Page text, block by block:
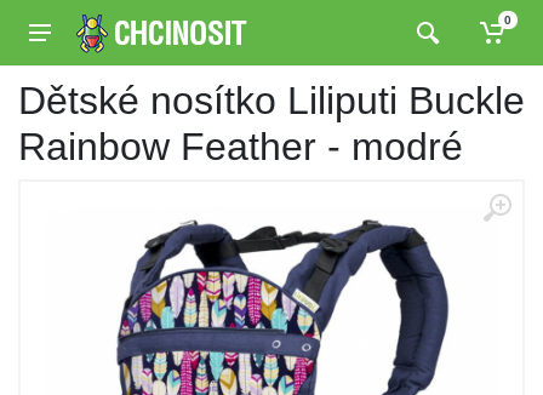
0
Dětské nosítko Liliputi Buckle
Rainbow Feather - modré